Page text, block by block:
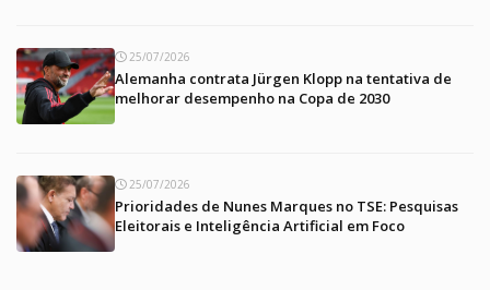
25/07/2026
Alemanha contrata Jürgen Klopp na tentativa de
melhorar desempenho na Copa de 2030
25/07/2026
Prioridades de Nunes Marques no TSE: Pesquisas
Eleitorais e Inteligência Artificial em Foco